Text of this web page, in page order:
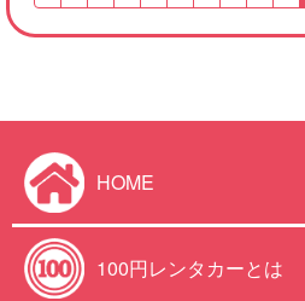
HOME
100円レンタカーとは